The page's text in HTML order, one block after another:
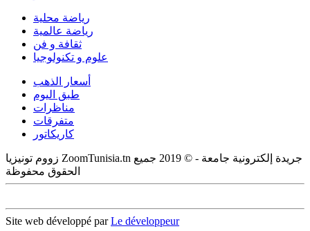
رياضة محلية
رياضة عالمية
ثقافة و فن
علوم و تكنولوجيا
أسعار الذهب
طبق اليوم
مناظرات
متفرقات
كاريكاتور
زووم تونيزيا ZoomTunisia.tn جريدة إلكترونية جامعة - © 2019 جميع
الحقوق محفوظة
Site web développé parLe développeur